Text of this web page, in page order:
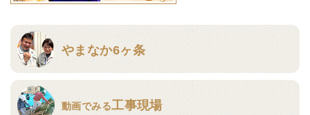
やまなか6ヶ条
動画でみる工事現場